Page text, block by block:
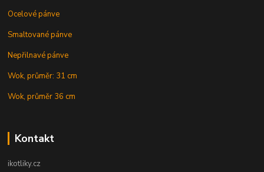
Ocelové pánve
Smaltované pánve
Nepřilnavé pánve
Wok, průměr: 31 cm
Wok, průměr 36 cm
Kontakt
ikotliky.cz